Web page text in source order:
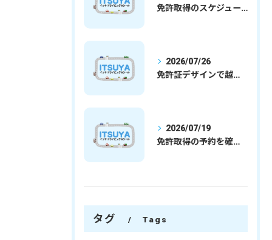
免許取得のスケジュールを徹底解説学生社会人の通学合宿別プランで最短取得のコツ
2026/07/26
免許証デザインで越谷市愛を表現する埼玉県さいたま市越谷市の免許取得完全ガイド
2026/07/19
免許取得の予約を確実に取るための最新ガイドと一発試験合格の実践法
タグ Tags